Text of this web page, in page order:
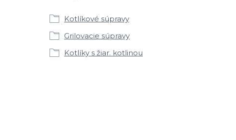
Kotlíkové súpravy
Grilovacie súpravy
Kotlíky s žiar. kotlinou